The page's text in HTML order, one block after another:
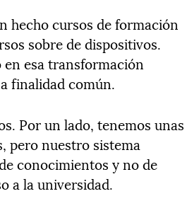
hecho cursos de formación
sobre de dispositivos.
esa transformación
finalidad común.
Por un lado, tenemos unas
pero nuestro sistema
conocimientos y no de
a la universidad.